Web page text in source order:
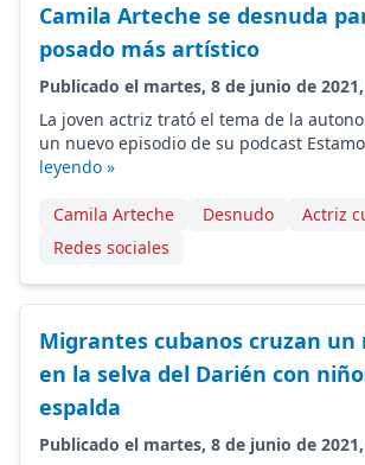
Camila Arteche se desnuda
posado más artístico
Publicado el martes, 8 de junio de
La joven actriz trató el tema de la
un nuevo episodio de su podcast
leyendo »
Camila Arteche Desnudo
Actriz
Redes sociales
Migrantes cubanos cruzan un
en la selva del Darién con
espalda
Publicado el martes, 8 de junio de